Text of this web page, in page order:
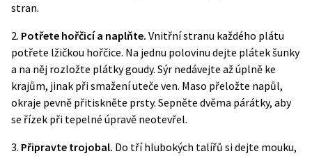
stran.
2. Potřete hořčicí a naplňte. Vnitřní stranu každého plátu
potřete lžičkou hořčice. Na jednu polovinu dejte plátek šunky
a na něj rozložte plátky goudy. Sýr nedávejte až úplně ke
krajům, jinak při smažení uteče ven. Maso přeložte napůl,
okraje pevně přitiskněte prsty. Sepněte dvěma párátky, aby
se řízek při tepelné úpravě neotevřel.
3. Připravte trojobal. Do tří hlubokých talířů si dejte mouku,